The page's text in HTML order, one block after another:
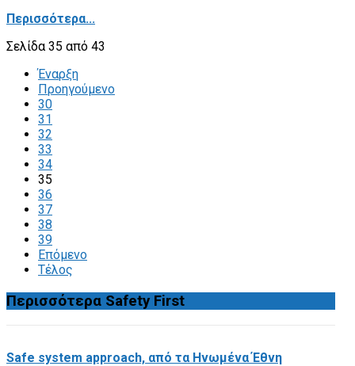
Περισσότερα...
Σελίδα 35 από 43
Έναρξη
Προηγούμενο
30
31
32
33
34
35
36
37
38
39
Επόμενο
Τέλος
Περισσότερα Safety First
Safe system approach, από τα Ηνωμένα Έθνη